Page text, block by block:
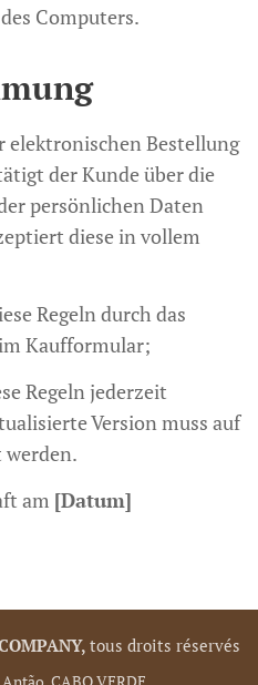
Computers.
elektronischen Bestellung
der Kunde über die
persönlichen Daten
diese in vollem
Regeln durch das
Kaufformular;
Regeln jederzeit
Version muss auf
werden.
am [Datum]
tous droits réservés